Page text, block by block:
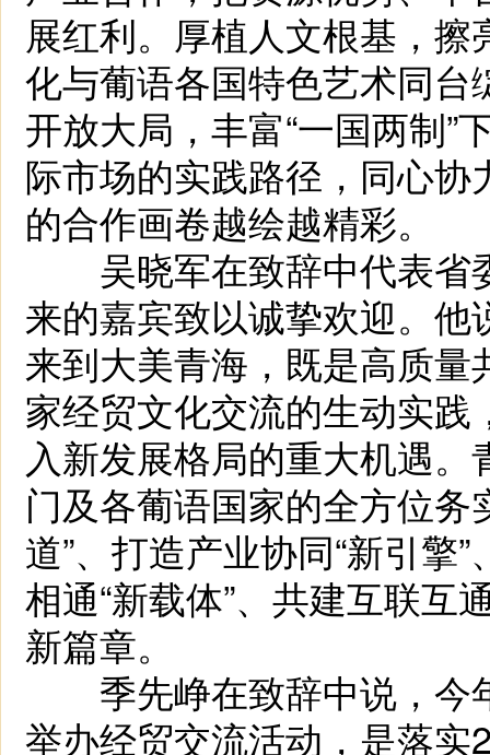
展红利。厚植人文根基，
化与葡语各国特色艺术同
开放大局，丰富“一国两制”
际市场的实践路径，同心
的合作画卷越绘越精彩。
吴晓军在致辞中代表省
来的嘉宾致以诚挚欢迎。
来到大美青海，既是高质量
家经贸文化交流的生动实
入新发展格局的重大机遇
门及各葡语国家的全方位务
道”、打造产业协同“新引擎
相通“新载体”、共建互联互
新篇章。
季先峥在致辞中说，今
举办经贸交流活动，是落